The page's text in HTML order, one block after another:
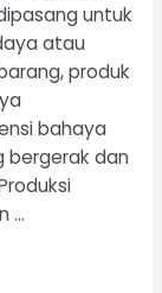
untuk
atau
produk
bahaya
bergerak dan
…